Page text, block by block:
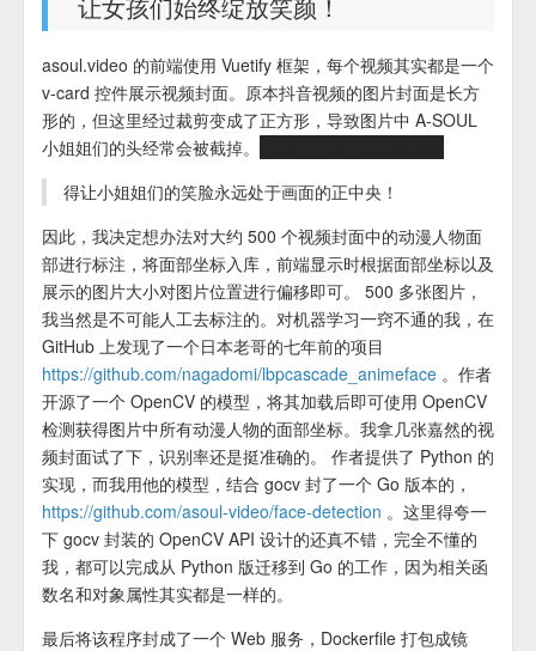
asoul.video 的前端使用 Vuetify 框架，每个视频其实都是一个
v-card 控件展示视频封面。原本抖音视频的图片封面是长方
形的，但这里经过裁剪变成了正方形，导致图片中 A-SOUL
小姐姐们的头经常会被截掉。
得让小姐姐们的笑脸永远处于画面的正中央！
因此，我决定想办法对大约 500 个视频封面中的动漫人物面
部进行标注，将面部坐标入库，前端显示时根据面部坐标以及
展示的图片大小对图片位置进行偏移即可。 500 多张图片，
我当然是不可能人工去标注的。对机器学习一窍不通的我，在
GitHub 上发现了一个日本老哥的七年前的项目
https://github.com/nagadomi/lbpcascade_animeface 。作者
开源了一个 OpenCV 的模型，将其加载后即可使用 OpenCV
检测获得图片中所有动漫人物的面部坐标。我拿几张嘉然的视
频封面试了下，识别率还是挺准确的。 作者提供了 Python 的
实现，而我用他的模型，结合 gocv 封了一个 Go 版本的，
https://github.com/asoul-video/face-detection 。这里得夸一
下 gocv 封装的 OpenCV API 设计的还真不错，完全不懂的
我，都可以完成从 Python 版迁移到 Go 的工作，因为相关函
数名和对象属性其实都是一样的。
最后将该程序封成了一个 Web 服务，Dockerfile 打包成镜